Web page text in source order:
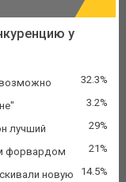
у
32.3%
3.2%
лучший 29%
форвардом 21%
новую
14.5%